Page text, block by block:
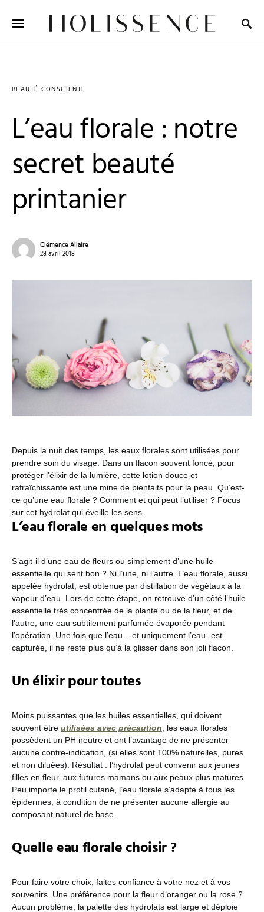
BEAUTÉ CONSCIENTE
L’eau florale : notre
secret beauté
printanier
Clémence Allaire
28 avril 2018
Depuis la nuit des temps, les eaux florales sont utilisées pour
prendre soin du visage. Dans un flacon souvent foncé, pour
protéger l’élixir de la lumière, cette lotion douce et
rafraîchissante est une mine de bienfaits pour la peau. Qu’est-
ce qu’une eau florale ? Comment et qui peut l’utiliser ? Focus
sur cet hydrolat qui éveille les sens.
L’eau florale en quelques mots
S’agit-il d’une eau de fleurs ou simplement d’une huile
essentielle qui sent bon ? Ni l’une, ni l’autre. L’eau florale, aussi
appelée hydrolat, est obtenue par distillation de végétaux à la
vapeur d’eau. Lors de cette étape, on retrouve d’un côté l’huile
essentielle très concentrée de la plante ou de la fleur, et de
l’autre, une eau subtilement parfumée évaporée pendant
l’opération. Une fois que l’eau – et uniquement l’eau- est
capturée, il ne reste plus qu’à la glisser dans son joli flacon.
Un élixir pour toutes
Moins puissantes que les huiles essentielles, qui doivent
souvent être utilisées avec précaution , les eaux florales
possèdent un PH neutre et ont l’avantage de ne présenter
aucune contre-indication, (si elles sont 100% naturelles, pures
et non diluées). Résultat : l’hydrolat peut convenir aux jeunes
filles en fleur, aux futures mamans ou aux peaux plus matures.
Peu importe le profil cutané, l’eau florale s’adapte à tous les
épidermes, à condition de ne présenter aucune allergie au
composant naturel de base.
Quelle eau florale choisir ?
Pour faire votre choix, faites confiance à votre nez et à vos
souvenirs. Une préférence pour la fleur d’oranger ou la rose ?
Aucun problème, la palette des hydrolats est large et déploie